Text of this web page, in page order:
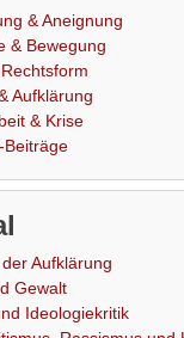
& Aneignung
& Bewegung
Aufklärung
& Krise
Aufklärung
Gewalt
Ideologiekritik